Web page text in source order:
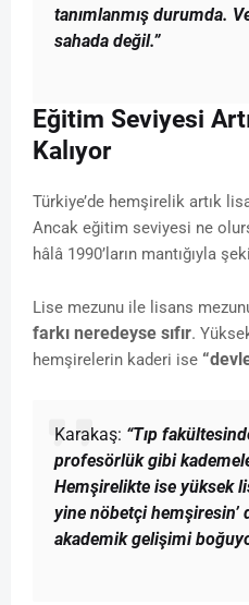
tanımlanmış durumda.
sahada değil.”
Eğitim Seviyesi
Kalıyor
Türkiye’de hemşirelik artık
Ancak eğitim seviyesi ne
hâlâ 1990’ların mantığıyla
Lise mezunu ile lisans
farkı neredeyse sıfır.
hemşirelerin kaderi ise
Karakaş: “Tıp
profesörlük gibi
Hemşirelikte ise yüksek
yine nöbetçi hemşiresin’
akademik gelişimi